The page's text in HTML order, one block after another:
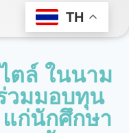
TH
ตล์ ในนาม
วมมอบทุน
ก่นักศึกษา